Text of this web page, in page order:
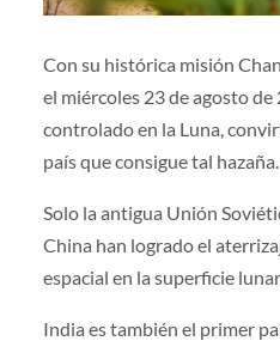
Con su histórica misión
el miércoles 23 de agosto
controlado en la Luna,
país que consigue tal hazaña.
Solo la antigua Unión
China han logrado el
espacial en la superficie lunar.
India es también el primer